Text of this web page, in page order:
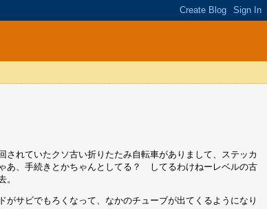
されていたクソ古い折りたたみ自転車がありまして、ステッカ
あ、手続きとかちゃんとしてる？ してるわけねーレベルの古
。
サビでもろくなって、なかのチューブが出てくるようになり